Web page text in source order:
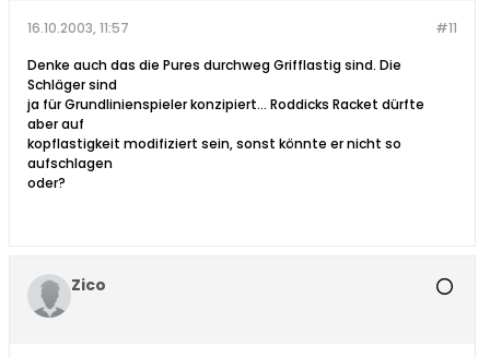
#11
16.10.2003, 11:57
Denke auch das die Pures durchweg Grifflastig sind. Die
Schläger sind
ja für Grundlinienspieler konzipiert... Roddicks Racket dürfte
aber auf
kopflastigkeit modifiziert sein, sonst könnte er nicht so
aufschlagen
oder?
Zico